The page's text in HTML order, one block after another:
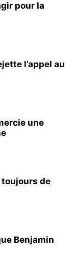
pour la
l’appel au
une
de
Benjamin